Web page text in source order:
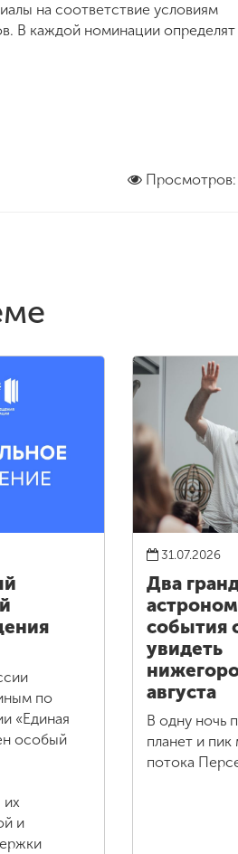
на соответствие условиям
В каждой номинации определят
по
«Единая
особый
и
31.07.2026
Два
события
увидеть
августа
В одну ночь
планет и
потока